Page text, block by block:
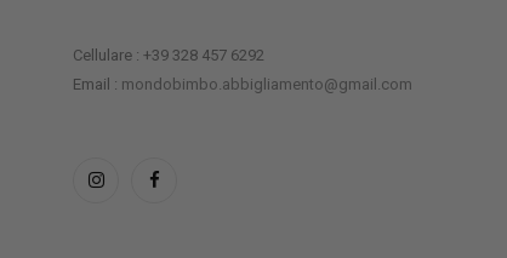
Cellulare : +39 328 457 6292
Email : mondobimbo.abbigliamento@gmail.com